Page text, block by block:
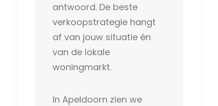
antwoord. De beste
verkoopstrategie hangt
af van jouw situatie én
van de lokale
woningmarkt.
In Apeldoorn zien we